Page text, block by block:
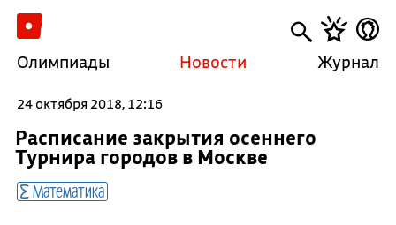
Олимпиады Новости Журнал
24 октября 2018, 12:16
Расписание закрытия осеннего
Турнира городов в Москве
Математика